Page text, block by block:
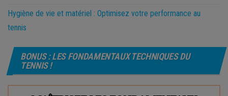
Hygiène de vie et matériel : Optimisez votre performance au
tennis
BONUS : LES FONDAMENTAUX TECHNIQUES DU
TENNIS !